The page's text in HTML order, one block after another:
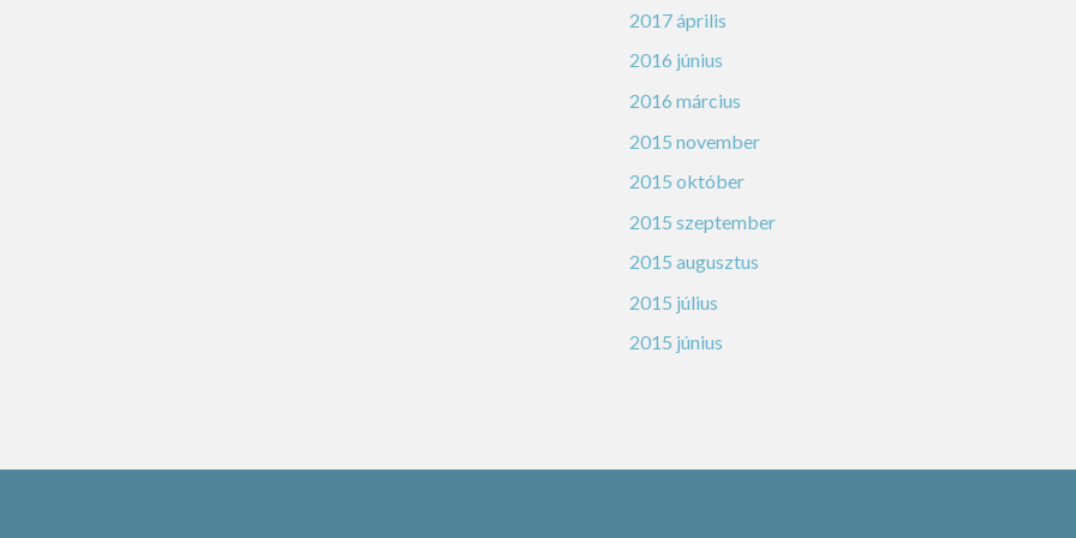
2017 április
2016 június
2016 március
2015 november
2015 október
2015 szeptember
2015 augusztus
2015 július
2015 június